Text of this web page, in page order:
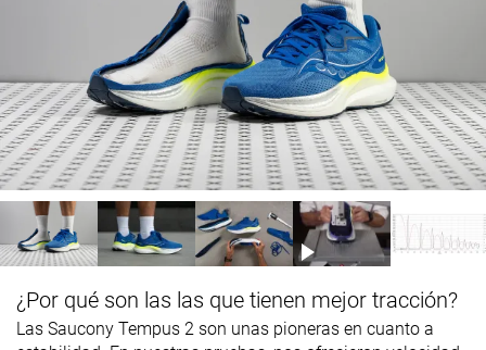
¿Por qué son las las que tienen mejor tracción?
Las Saucony Tempus 2 son unas pioneras en cuanto a